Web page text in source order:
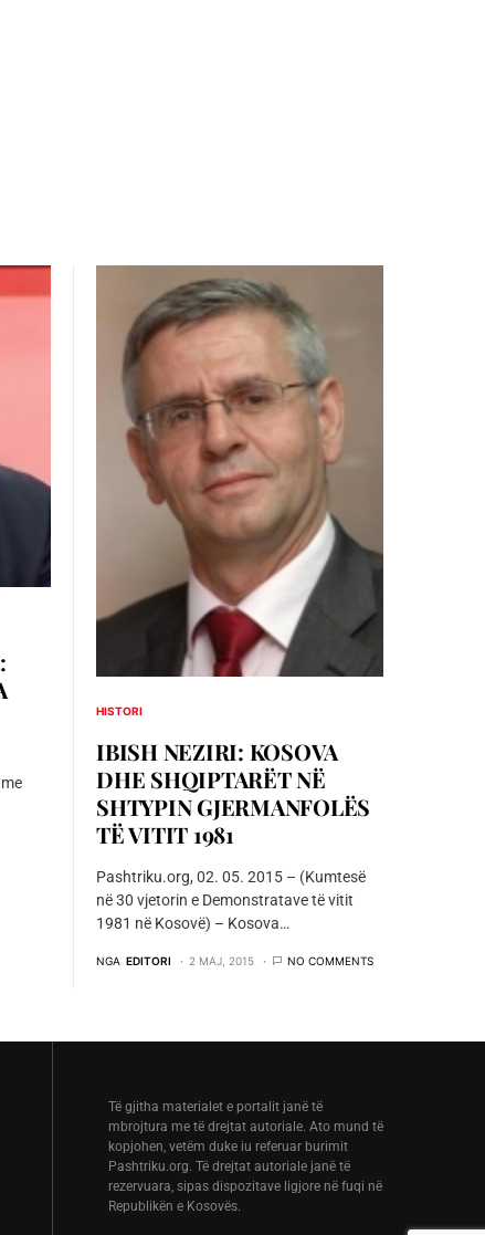
HISTORI
IBISH NEZIRI: KOSOVA
DHE SHQIPTARËT NË
SHTYPIN GJERMANFOLËS
TË VITIT 1981
Pashtriku.org, 02. 05. 2015 – (Kumtesë
në 30 vjetorin e Demonstratave të vitit
1981 në Kosovë) – Kosova…
NGA EDITORI 2 MAJ, 2015 NO COMMENTS
Të gjitha materialet e portalit janë të
mbrojtura me të drejtat autoriale. Ato mund të
kopjohen, vetëm duke iu referuar burimit
Pashtriku.org. Të drejtat autoriale janë të
rezervuara, sipas dispozitave ligjore në fuqi në
Republikën e Kosovës.